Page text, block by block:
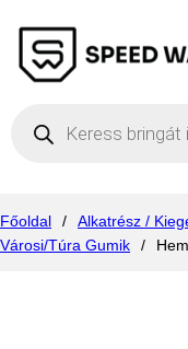
Főoldal / Alkatrész /
Városi/Túra Gumik
/